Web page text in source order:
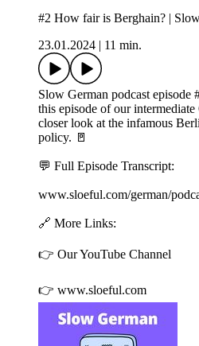
#2 How fair is Berghain? |
23.01.2024 | 11 min.
Slow German podcast
this episode of our
closer look at the infamous
policy. 🚪
💬 Full Episode Transcript:
www.sloeful.com/german/
🔗 More Links:
👉 ⁠Our YouTube Channel⁠⁠
👉 ⁠⁠www.sloeful.com⁠